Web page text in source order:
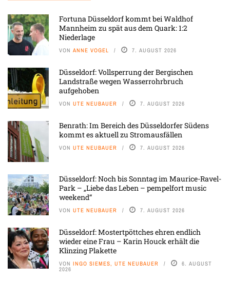
Fortuna Düsseldorf kommt bei Waldhof
Mannheim zu spät aus dem Quark: 1:2
Niederlage
VON ANNE VOGEL 7. AUGUST 2026
Düsseldorf: Vollsperrung der Bergischen
Landstraße wegen Wasserrohrbruch
aufgehoben
VON UTE NEUBAUER 7. AUGUST 2026
Benrath: Im Bereich des Düsseldorfer Südens
kommt es aktuell zu Stromausfällen
VON UTE NEUBAUER 7. AUGUST 2026
Düsseldorf: Noch bis Sonntag im Maurice-Ravel-
Park – „Liebe das Leben – pempelfort music
weekend“
VON UTE NEUBAUER 7. AUGUST 2026
Düsseldorf: Mostertpöttches ehren endlich
wieder eine Frau – Karin Houck erhält die
Klinzing Plakette
VON INGO SIEMES, UTE NEUBAUER 6. AUGUST
2026